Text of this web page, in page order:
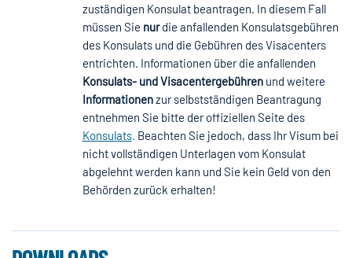
zuständigen Konsulat beantragen. In diesem Fall
müssen Sie nurdie anfallenden Konsulatsgebühren
des Konsulats und die Gebühren des Visacenters
entrichten. Informationen über die anfallenden
Konsulats- und Visacentergebührenund weitere
Informationenzur selbstständigen Beantragung
entnehmen Sie bitte der offiziellen Seite des
Konsulats. Beachten Sie jedoch, dass Ihr Visum bei
nicht vollständigen Unterlagen vom Konsulat
abgelehnt werden kann und Sie kein Geld von den
Behörden zurück erhalten!